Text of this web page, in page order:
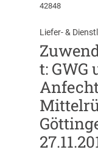
42848
Liefer- &
t: